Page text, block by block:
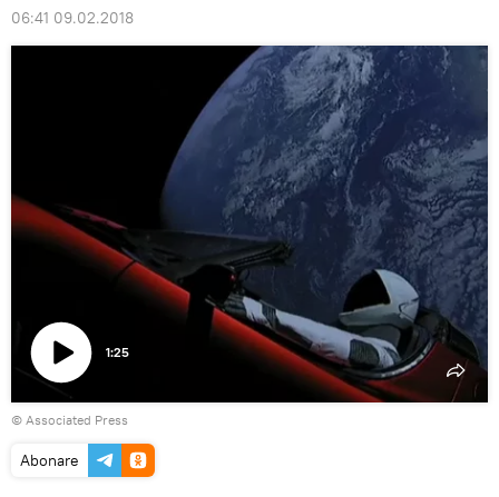
06:41 09.02.2018
Play
Video
1:25
© Associated Press
Abonare